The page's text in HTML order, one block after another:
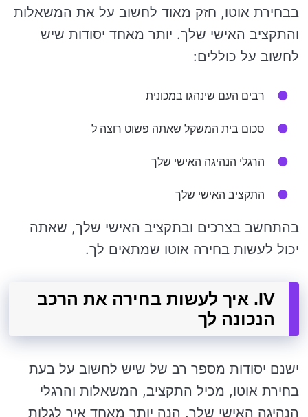
בבחירת אוטו, חזק מאוד לחשוב על את המשאלות
והתקציב האישי שלך. יותר מאחד יסודות שיש
לחשוב על כוללים:
רבים העם שינהגו במכונית
סכום בית המשקל שאתה פשוט רוצה ל
הרגלי הנהיגה האישי שלך
התקציב האישי שלך
בהתחשב בצרכים ובתקציב האישי שלך, שאתה
יכול לעשות בחירה אוטו שמתאים לך.
IV. איך לעשות בחירה את הרכב
הנכונה לך
ישנם יסודות מספר רב של שיש לחשוב על בעת ​​
בחירת אוטו, מכיל התקציב, המשאלות והרגלי
הנהיגה האישי שלך. הנה יותר מאחד איך לגלות